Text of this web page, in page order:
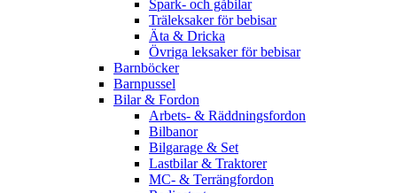
Spark- och gåbilar
Träleksaker för bebisar
Äta & Dricka
Övriga leksaker för bebisar
Barnböcker
Barnpussel
Bilar & Fordon
Arbets- & Räddningsfordon
Bilbanor
Bilgarage & Set
Lastbilar & Traktorer
MC- & Terrängfordon